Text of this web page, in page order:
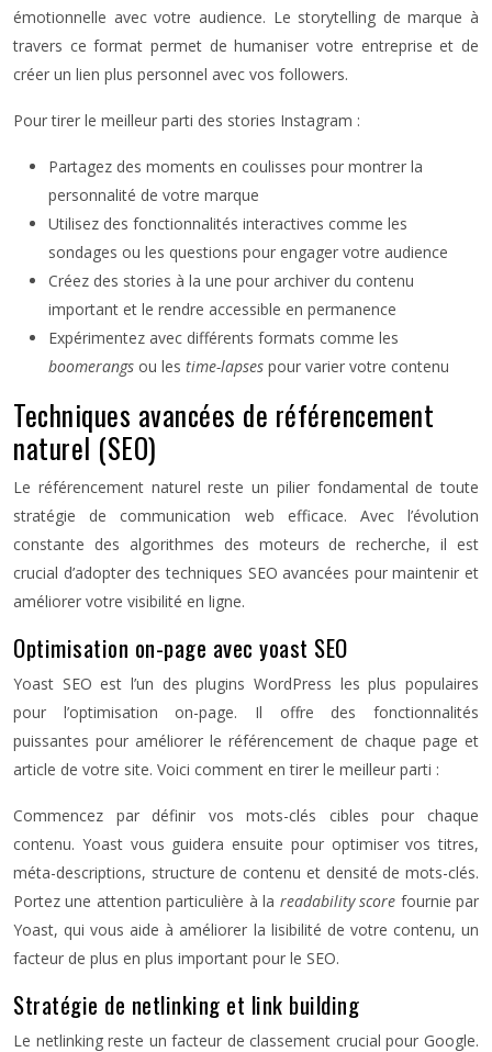
émotionnelle avec votre audience. Le storytelling de marque à
travers ce format permet de humaniser votre entreprise et de
créer un lien plus personnel avec vos followers.
Pour tirer le meilleur parti des stories Instagram :
Partagez des moments en coulisses pour montrer la
personnalité de votre marque
Utilisez des fonctionnalités interactives comme les
sondages ou les questions pour engager votre audience
Créez des stories à la une pour archiver du contenu
important et le rendre accessible en permanence
Expérimentez avec différents formats comme les
boomerangs ou les time-lapses pour varier votre contenu
Techniques avancées de référencement
naturel (SEO)
Le référencement naturel reste un pilier fondamental de toute
stratégie de communication web efficace. Avec l’évolution
constante des algorithmes des moteurs de recherche, il est
crucial d’adopter des techniques SEO avancées pour maintenir et
améliorer votre visibilité en ligne.
Optimisation on-page avec yoast SEO
Yoast SEO est l’un des plugins WordPress les plus populaires
pour l’optimisation on-page. Il offre des fonctionnalités
puissantes pour améliorer le référencement de chaque page et
article de votre site. Voici comment en tirer le meilleur parti :
Commencez par définir vos mots-clés cibles pour chaque
contenu. Yoast vous guidera ensuite pour optimiser vos titres,
méta-descriptions, structure de contenu et densité de mots-clés.
Portez une attention particulière à la readability score fournie par
Yoast, qui vous aide à améliorer la lisibilité de votre contenu, un
facteur de plus en plus important pour le SEO.
Stratégie de netlinking et link building
Le netlinking reste un facteur de classement crucial pour Google.